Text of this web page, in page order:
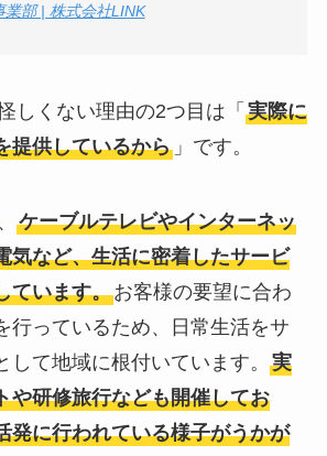
業部 | 株式会社LINK
しくない理由の2つ目は「 実際に
提供しているから」です。
ケーブルテレビやインターネッ
気など、生活に密着したサービ
ています。お客様の要望に合わ
行っているため、日常生活をサ
して地域に根付いています。
実
や研修旅行なども開催してお
発に行われている様子がうかが